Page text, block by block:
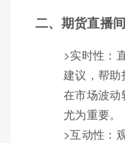
二、期货直播
>实时性：
建议，帮助
在市场波
尤为重要。
>互动性：